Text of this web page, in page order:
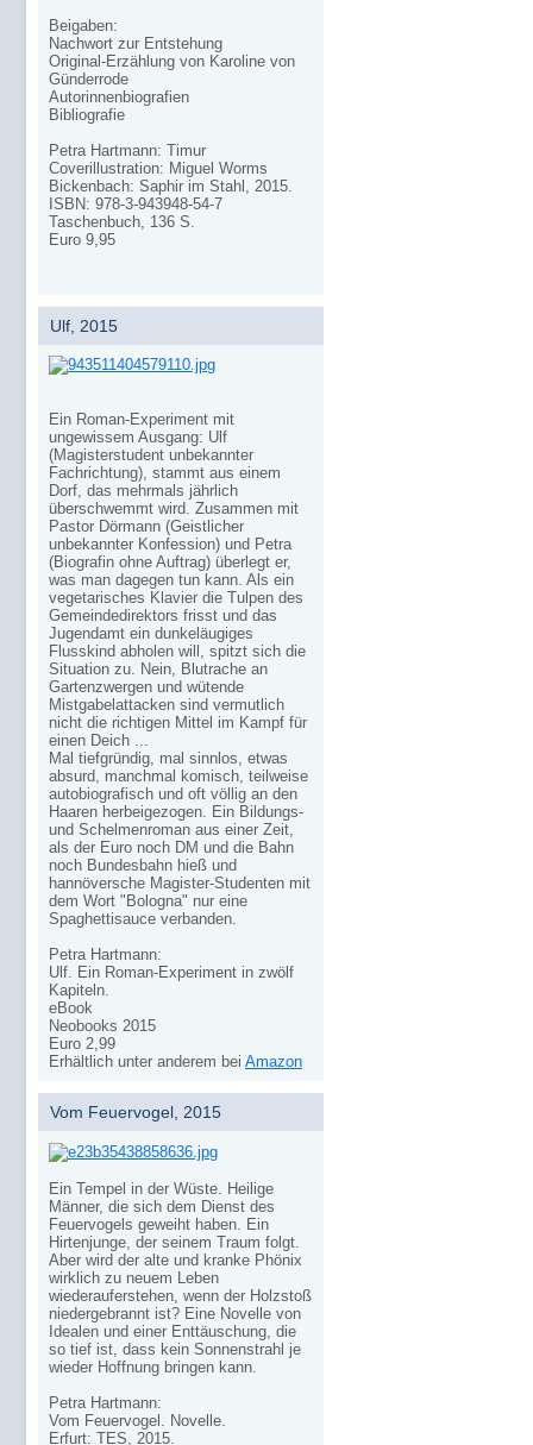
Beigaben:
Nachwort zur Entstehung
Original-Erzählung von Karoline von
Günderrode
Autorinnenbiografien
Bibliografie
Petra Hartmann: Timur
Coverillustration: Miguel Worms
Bickenbach: Saphir im Stahl, 2015.
ISBN: 978-3-943948-54-7
Taschenbuch, 136 S.
Euro 9,95
Ulf, 2015
Ein Roman-Experiment mit
ungewissem Ausgang: Ulf
(Magisterstudent unbekannter
Fachrichtung), stammt aus einem
Dorf, das mehrmals jährlich
überschwemmt wird. Zusammen mit
Pastor Dörmann (Geistlicher
unbekannter Konfession) und Petra
(Biografin ohne Auftrag) überlegt er,
was man dagegen tun kann. Als ein
vegetarisches Klavier die Tulpen des
Gemeindedirektors frisst und das
Jugendamt ein dunkeläugiges
Flusskind abholen will, spitzt sich die
Situation zu. Nein, Blutrache an
Gartenzwergen und wütende
Mistgabelattacken sind vermutlich
nicht die richtigen Mittel im Kampf für
einen Deich ...
Mal tiefgründig, mal sinnlos, etwas
absurd, manchmal komisch, teilweise
autobiografisch und oft völlig an den
Haaren herbeigezogen. Ein Bildungs-
und Schelmenroman aus einer Zeit,
als der Euro noch DM und die Bahn
noch Bundesbahn hieß und
hannöversche Magister-Studenten mit
dem Wort "Bologna" nur eine
Spaghettisauce verbanden.
Petra Hartmann:
Ulf. Ein Roman-Experiment in zwölf
Kapiteln.
eBook
Neobooks 2015
Euro 2,99
Erhältlich unter anderem bei Amazon
Vom Feuervogel, 2015
Ein Tempel in der Wüste. Heilige
Männer, die sich dem Dienst des
Feuervogels geweiht haben. Ein
Hirtenjunge, der seinem Traum folgt.
Aber wird der alte und kranke Phönix
wirklich zu neuem Leben
wiederauferstehen, wenn der Holzstoß
niedergebrannt ist? Eine Novelle von
Idealen und einer Enttäuschung, die
so tief ist, dass kein Sonnenstrahl je
wieder Hoffnung bringen kann.
Petra Hartmann:
Vom Feuervogel. Novelle.
Erfurt: TES, 2015.